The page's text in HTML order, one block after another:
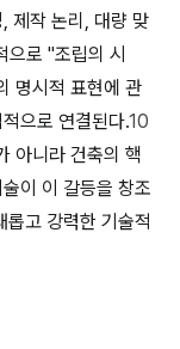
제작 논리, 대량 맞
로 "조립의 시
명시적 표현에 관
으로 연결된다.10
아니라 건축의 핵
이 이 갈등을 창조
고 강력한 기술적